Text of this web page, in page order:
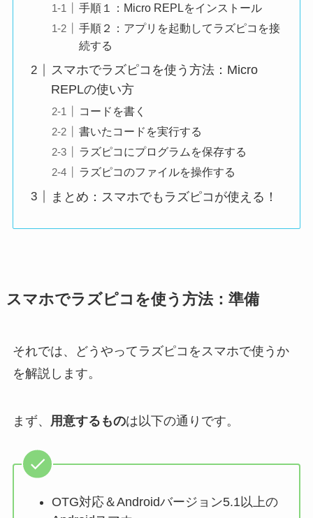
手順１：Micro REPLをインストール
手順２：アプリを起動してラズピコを接
続する
スマホでラズピコを使う方法：Micro
REPLの使い方
コードを書く
書いたコードを実行する
ラズピコにプログラムを保存する
ラズピコのファイルを操作する
まとめ：スマホでもラズピコが使える！
スマホでラズピコを使う方法：準備
それでは、どうやってラズピコをスマホで使うか
を解説します。
まず、 用意するものは以下の通りです。
OTG対応＆Androidバージョン5.1以上の